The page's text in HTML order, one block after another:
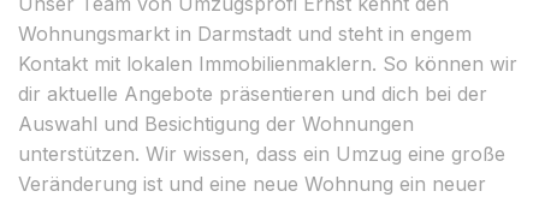
Wohnungsmarkt in Darmstadt und steht in engem
Kontakt mit lokalen Immobilienmaklern. So können wir
dir aktuelle Angebote präsentieren und dich bei der
Auswahl und Besichtigung der Wohnungen
unterstützen. Wir wissen, dass ein Umzug eine große
Veränderung ist und eine neue Wohnung ein neuer